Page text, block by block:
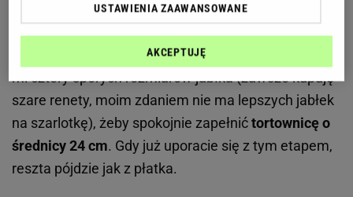
obieranie i krojenie jabłek, ale i na to mam sposób:
wybieram jak największe owoce, które obiera się
znacznie szybciej i wygodniej. Ostatnio wystarczyły
mi cztery sporych rozmiarów jabłka (zawsze kupuję
szare renety, moim zdaniem nie ma lepszych jabłek
na szarlotkę), żeby spokojnie zapełnićtortownicę o
średnicy 24 cm. Gdy już uporacie się z tym etapem,
reszta pójdzie jak z płatka.
USTAWIENIA ZAAWANSOWANE
AKCEPTUJĘ